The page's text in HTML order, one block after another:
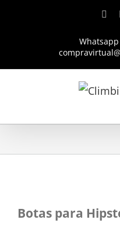
Botas para